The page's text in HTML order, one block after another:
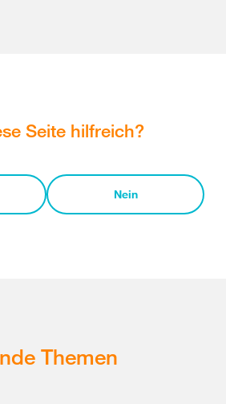
Seite hilfreich?
Nein
Themen